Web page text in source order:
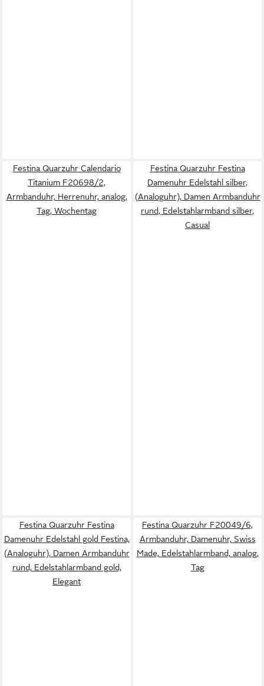
Festina Quarzuhr Calendario
Titanium F20698/2,
Armbanduhr, Herrenuhr, analog,
Tag, Wochentag
Festina Quarzuhr Festina
Damenuhr Edelstahl silber,
(Analoguhr), Damen Armbanduhr
rund, Edelstahlarmband silber,
Casual
Festina Quarzuhr Festina
Damenuhr Edelstahl gold Festina,
(Analoguhr), Damen Armbanduhr
rund, Edelstahlarmband gold,
Elegant
Festina Quarzuhr F20049/6,
Armbanduhr, Damenuhr, Swiss
Made, Edelstahlarmband, analog,
Tag